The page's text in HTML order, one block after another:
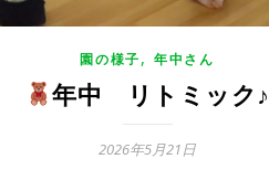
園の様子, 年中さん
年中 リトミック♪
2026年5月21日